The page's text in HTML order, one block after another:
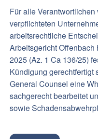
Für alle
verpflichteten
arbeitsrechtliche
Arbeitsgericht Offenbach
2025 (Az. 1 Ca 136/25)
Kündigung gerechtfertigt
General Counsel eine
sachgerecht bearbeitet
sowie